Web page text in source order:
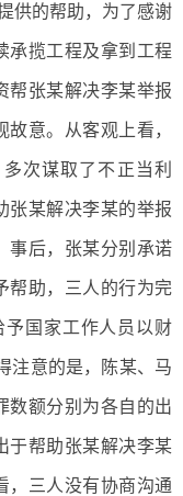
供的帮助，为了感谢
承揽工程及拿到工程
帮张某解决李某举报
意。从客观上看，
次谋取了不正当利
张某解决李某的举报
事后，张某分别承诺
帮助，三人的行为完
予国家工作人员以财
注意的是，陈某、马
数额分别为各自的出
于帮助张某解决李某
，三人没有协商沟通